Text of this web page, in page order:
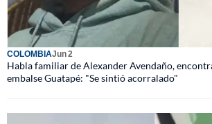
COLOMBIAJun 2
Habla familiar de Alexander Avendaño,
embalse Guatapé: "Se sintió acorralado"